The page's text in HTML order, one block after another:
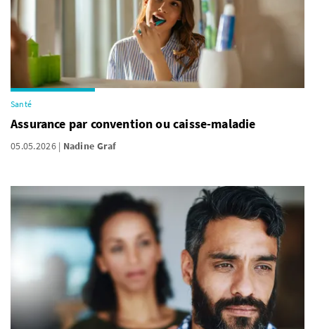
Santé
Assurance par convention ou caisse-maladie
05.05.2026 Nadine Graf